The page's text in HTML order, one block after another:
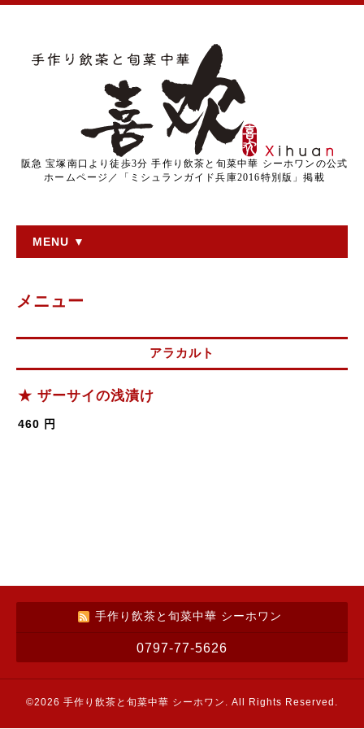
阪急 宝塚南口より徒歩3分 手作り飲茶と旬菜中華 シーホワンの公式
ホームページ／「ミシュランガイド兵庫2016特別版」掲載
MENU ▼
メニュー
アラカルト
★ ザーサイの浅漬け
460 円
手作り飲茶と旬菜中華 シーホワン
0797-77-5626
©2026 手作り飲茶と旬菜中華 シーホワン . All Rights Reserved.